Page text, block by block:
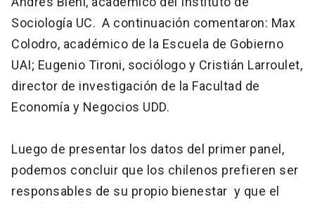
Sociología UC. A continuación comentaron: Max
Colodro, académico de la Escuela de Gobierno
UAI; Eugenio Tironi, sociólogo y Cristián Larroulet,
director de investigación de la Facultad de
Economía y Negocios UDD.
Luego de presentar los datos del primer panel,
podemos concluir que los chilenos prefieren ser
responsables de su propio bienestar y que el